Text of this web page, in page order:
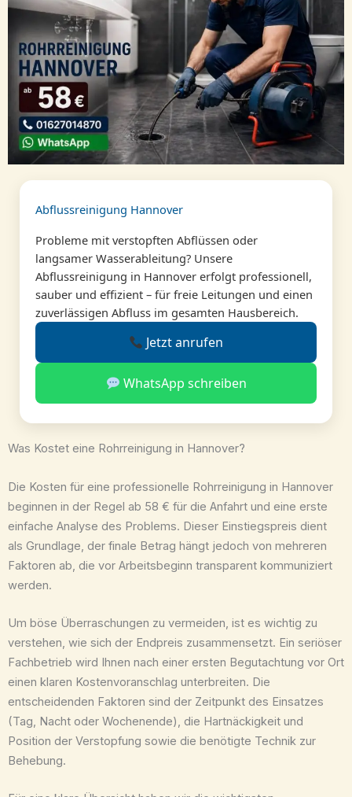
Abflussreinigung Hannover
Probleme mit verstopften Abflüssen oder
langsamer Wasserableitung? Unsere
Abflussreinigung in Hannover erfolgt professionell,
sauber und effizient – für freie Leitungen und einen
zuverlässigen Abfluss im gesamten Hausbereich.
Jetzt anrufen
WhatsApp schreiben
Was Kostet eine Rohrreinigung in Hannover?
Die Kosten für eine professionelle Rohrreinigung in Hannover
beginnen in der Regel ab 58 € für die Anfahrt und eine erste
einfache Analyse des Problems. Dieser Einstiegspreis dient
als Grundlage, der finale Betrag hängt jedoch von mehreren
Faktoren ab, die vor Arbeitsbeginn transparent kommuniziert
werden.
Um böse Überraschungen zu vermeiden, ist es wichtig zu
verstehen, wie sich der Endpreis zusammensetzt. Ein seriöser
Fachbetrieb wird Ihnen nach einer ersten Begutachtung vor Ort
einen klaren Kostenvoranschlag unterbreiten. Die
entscheidenden Faktoren sind der Zeitpunkt des Einsatzes
(Tag, Nacht oder Wochenende), die Hartnäckigkeit und
Position der Verstopfung sowie die benötigte Technik zur
Behebung.